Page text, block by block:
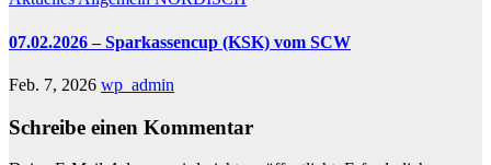
07.02.2026 – Sparkassencup (KSK) vom SCW
Feb. 7, 2026 wp_admin
Schreibe einen Kommentar